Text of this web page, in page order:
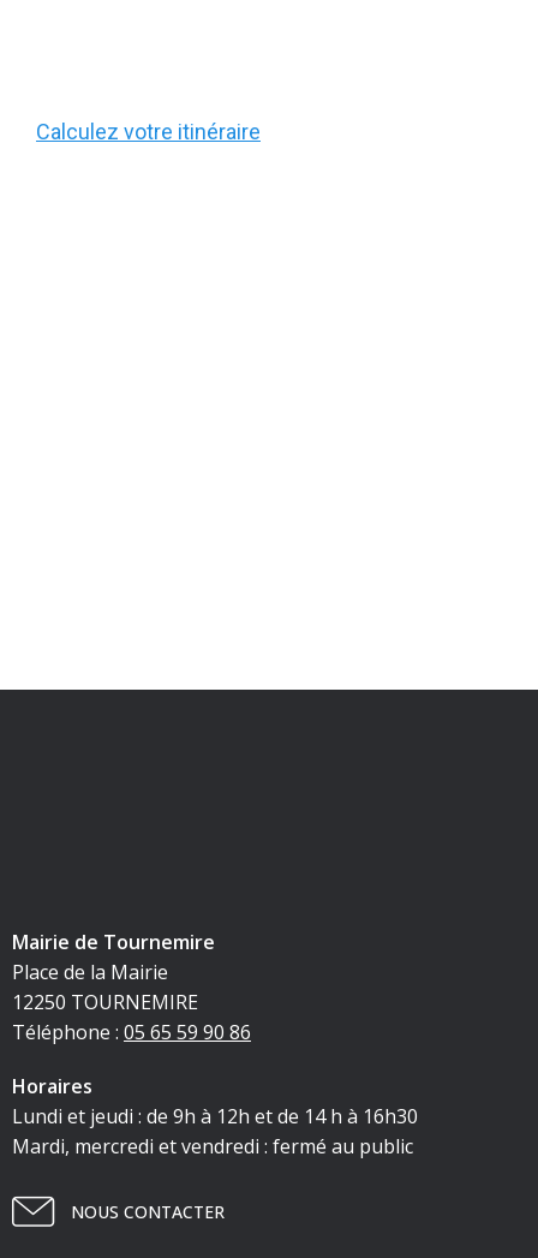
Calculez votre itinéraire
Mairie de Tournemire
Place de la Mairie
12250 TOURNEMIRE
Téléphone : 05 65 59 90 86
Horaires
Lundi et jeudi : de 9h à 12h et de 14 h à 16h30
Mardi, mercredi et vendredi : fermé au public
NOUS CONTACTER